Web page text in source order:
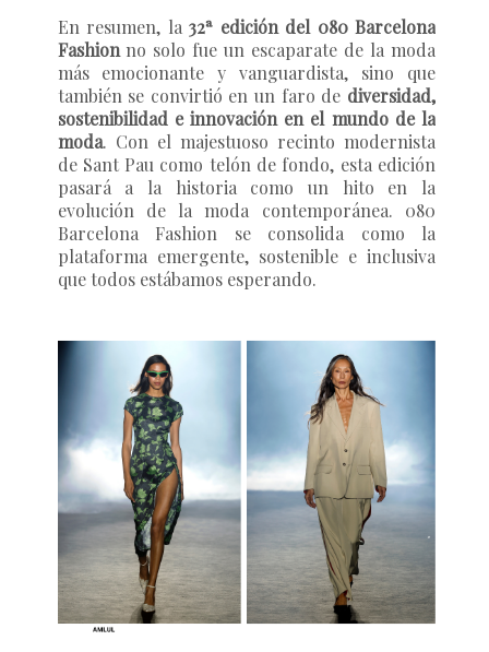
En resumen, la 32ª edición del 080 Barcelona
Fashion no solo fue un escaparate de la moda
más emocionante y vanguardista, sino que
también se convirtió en un faro de diversidad,
sostenibilidad e innovación en el mundo de la
moda. Con el majestuoso recinto modernista
de Sant Pau como telón de fondo, esta edición
pasará a la historia como un hito en la
evolución de la moda contemporánea. 080
Barcelona Fashion se consolida como la
plataforma emergente, sostenible e inclusiva
que todos estábamos esperando.